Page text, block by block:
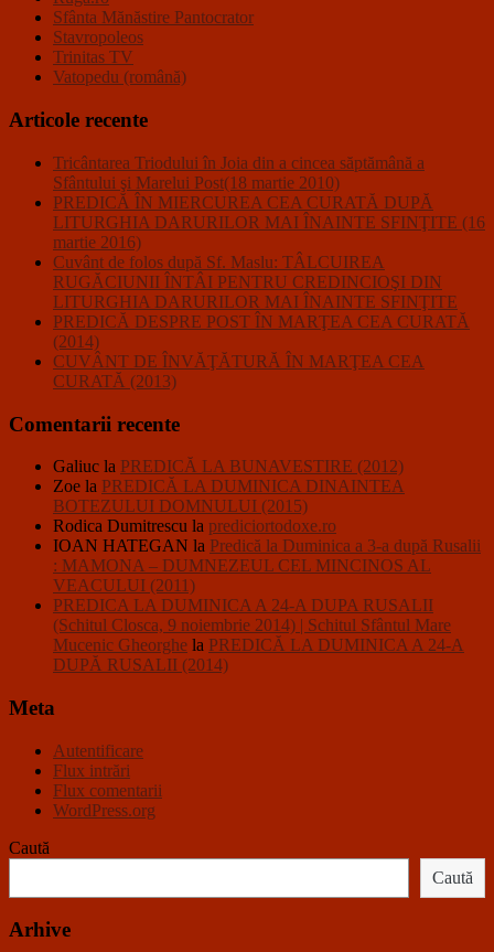
Sfânta Mănăstire Pantocrator
Stavropoleos
Trinitas TV
Vatopedu (română)
Articole recente
Tricântarea Triodului în Joia din a cincea săptămână a
Sfântului şi Marelui Post(18 martie 2010)
PREDICĂ ÎN MIERCUREA CEA CURATĂ DUPĂ
LITURGHIA DARURILOR MAI ÎNAINTE SFINŢITE (16
martie 2016)
Cuvânt de folos după Sf. Maslu: TÂLCUIREA
RUGĂCIUNII ÎNTÂI PENTRU CREDINCIOŞI DIN
LITURGHIA DARURILOR MAI ÎNAINTE SFINŢITE
PREDICĂ DESPRE POST ÎN MARŢEA CEA CURATĂ
(2014)
CUVÂNT DE ÎNVĂŢĂTURĂ ÎN MARŢEA CEA
CURATĂ (2013)
Comentarii recente
Galiuc la PREDICĂ LA BUNAVESTIRE (2012)
Zoe la PREDICĂ LA DUMINICA DINAINTEA
BOTEZULUI DOMNULUI (2015)
Rodica Dumitrescu la prediciortodoxe.ro
IOAN HATEGAN la Predică la Duminica a 3-a după Rusalii
: MAMONA – DUMNEZEUL CEL MINCINOS AL
VEACULUI (2011)
PREDICA LA DUMINICA A 24-A DUPA RUSALII
(Schitul Closca, 9 noiembrie 2014) | Schitul Sfântul Mare
Mucenic Gheorghe la PREDICĂ LA DUMINICA A 24-A
DUPĂ RUSALII (2014)
Meta
Autentificare
Flux intrări
Flux comentarii
WordPress.org
Caută
Caută
Arhive